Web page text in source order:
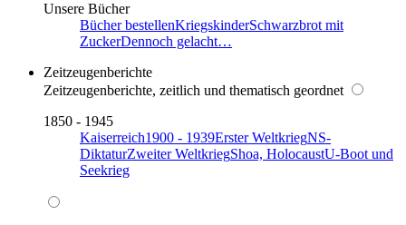
Unsere Bücher
Bücher bestellenKriegskinderSchwarzbrot mit
ZuckerDennoch gelacht…
Zeitzeugenberichte
Zeitzeugenberichte, zeitlich und thematisch geordnet
1850 - 1945
Kaiserreich1900 - 1939Erster WeltkriegNS-
DiktaturZweiter WeltkriegShoa, HolocaustU-Boot und
Seekrieg